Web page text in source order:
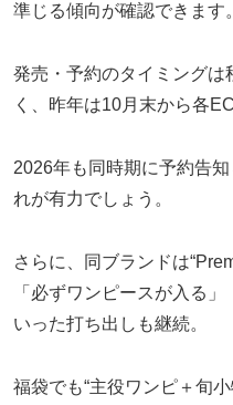
準じる傾向が確認できます。
発売・予約のタイミングは
く、昨年は10月末から各
2026年も同時期に予約告
れが有力でしょう。
さらに、同ブランドは
「必ずワンピースが入る
いった打ち出しも継続。
福袋でも“主役ワンピ＋旬